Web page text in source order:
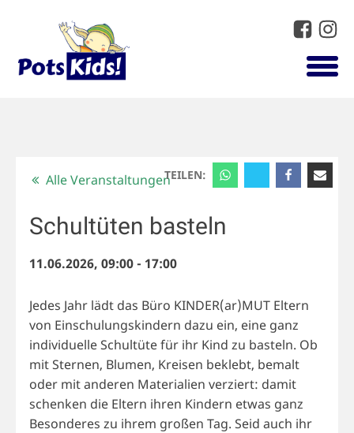
TEILEN:
Alle Veranstaltungen
Schultüten basteln
11.06.2026, 09:00- 17:00
Jedes Jahr lädt das Büro KINDER(ar)MUT Eltern
von Einschulungskindern dazu ein, eine ganz
individuelle Schultüte für ihr Kind zu basteln. Ob
mit Sternen, Blumen, Kreisen beklebt, bemalt
oder mit anderen Materialien verziert: damit
schenken die Eltern ihren Kindern etwas ganz
Besonderes zu ihrem großen Tag. Seid auch ihr